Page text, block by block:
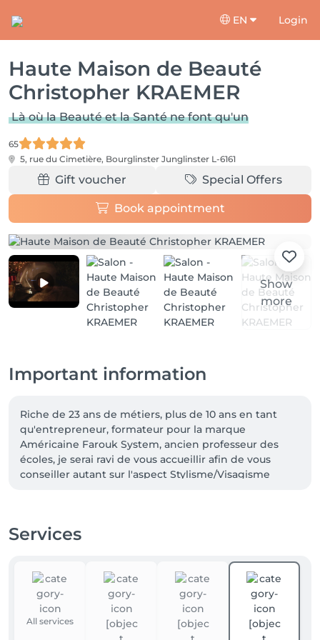
EN Login
Haute Maison de Beauté
Christopher KRAEMER
Là où la Beauté et la Santé ne font qu'un
65
5, rue du Cimetière, Bourglinster Junglinster L-6161
Gift voucher Special Offers
Book appointment
Show
more
Important information
Riche de 23 ans de métiers, plus de 10 ans en tant
qu'entrepreneur, formateur pour la marque
Américaine Farouk System, ancien professeur des
écoles, je serai ravi de vous accueillir afin de vous
conseiller autant sur l'aspect Stylisme/Visagisme
Phytothérapie & d'Aromathérapie, formé par un
J’ai récemment créer des soins encore plus
thérapeutiques grâce au magnétisme et au Reiki que
je pratique depuis plus de 20 ans, attendez-vous à
découvrir une nouvelle façon de prendre soin de soi,
et de venir à la rencontre de vous-même.
Services
All services